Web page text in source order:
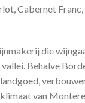
Cabernet
die
Behalve
van